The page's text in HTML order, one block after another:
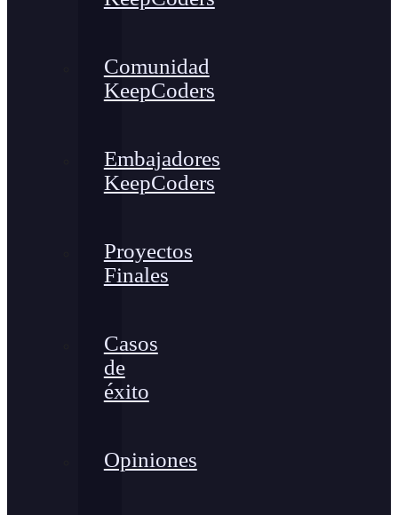
Comunidad
KeepCoders
Embajadores
KeepCoders
Proyectos
Finales
Casos
de
éxito
Opiniones